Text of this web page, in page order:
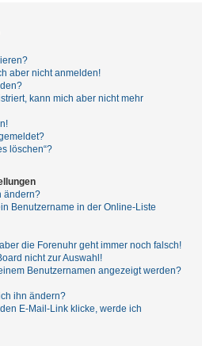
aber nicht anmelden!
kann mich aber nicht mehr
löschen“?
ändern?
Benutzername in der Online-Liste
die Forenuhr geht immer noch falsch!
nicht zur Auswahl!
Benutzernamen angezeigt werden?
ihn ändern?
E-Mail-Link klicke, werde ich